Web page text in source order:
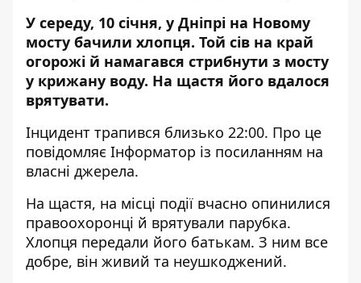
У середу, 10 січня, у Дніпрі на Новому
мосту бачили хлопця. Той сів на край
огорожі й намагався стрибнути з мосту
у крижану воду. На щастя його вдалося
врятувати.
Інцидент трапився близько 22:00. Про це
повідомляє Інформатор із посиланням на
власні джерела.
На щастя, на місці події вчасно опинилися
правоохоронці й врятували парубка.
Хлопця передали його батькам. З ним все
добре, він живий та неушкоджений.